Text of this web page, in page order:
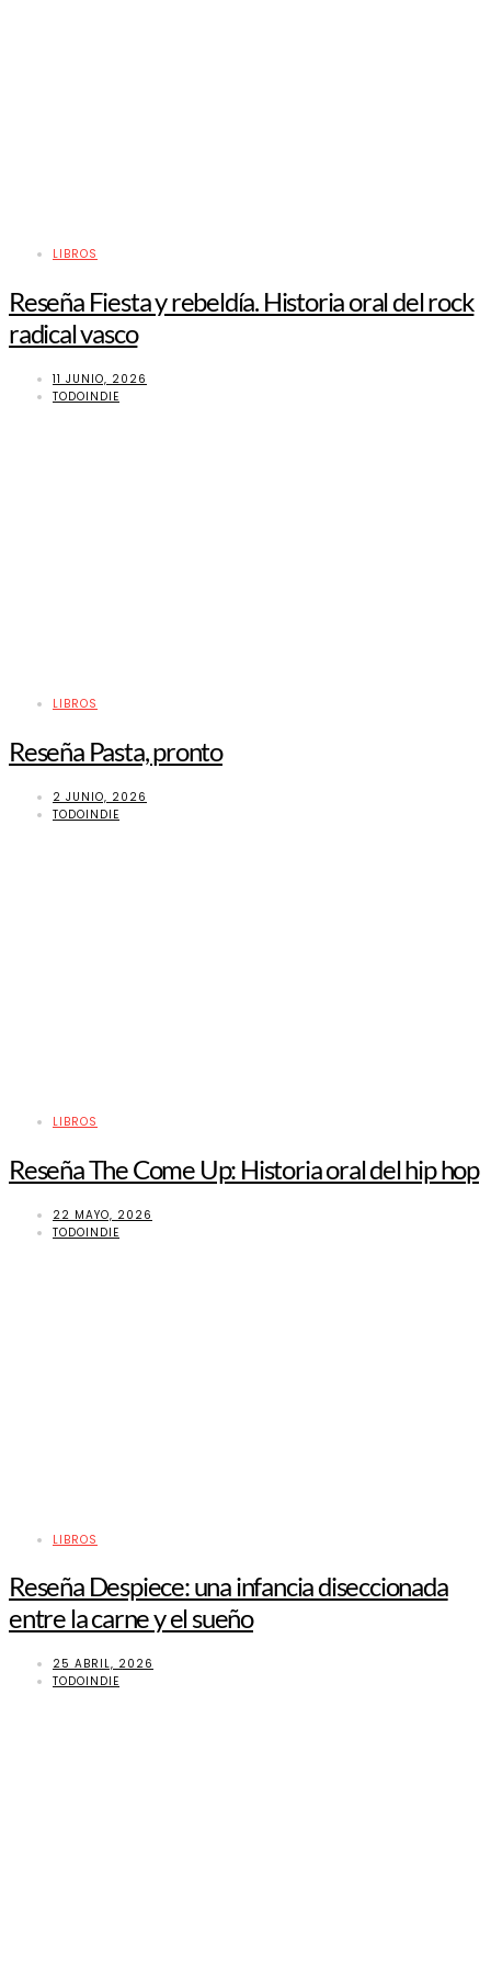
LIBROS
Reseña Fiesta y rebeldía. Historia oral del rock
radical vasco
11 JUNIO, 2026
TODOINDIE
LIBROS
Reseña Pasta, pronto
2 JUNIO, 2026
TODOINDIE
LIBROS
Reseña The Come Up: Historia oral del hip hop
22 MAYO, 2026
TODOINDIE
LIBROS
Reseña Despiece: una infancia diseccionada
entre la carne y el sueño
25 ABRIL, 2026
TODOINDIE